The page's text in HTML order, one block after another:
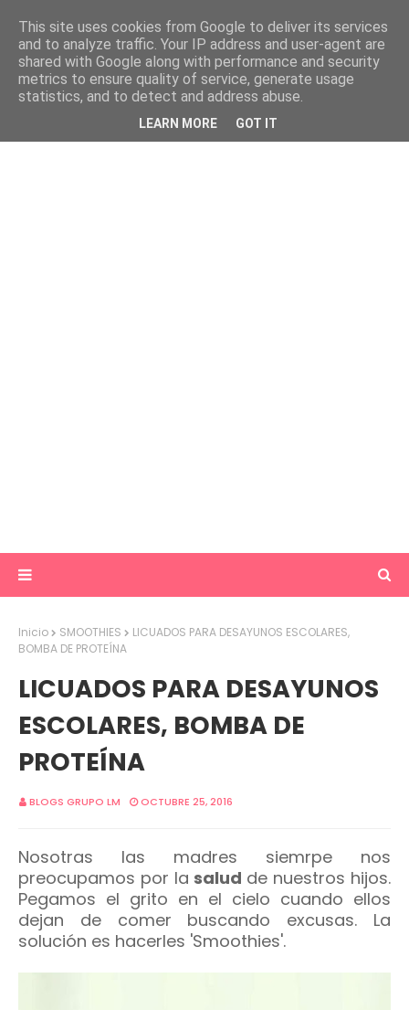
Inicio SMOOTHIES
LICUADOS PARA DESAYUNOS ESCOLARES,
BOMBA DE PROTEÍNA
LICUADOS PARA DESAYUNOS
ESCOLARES, BOMBA DE
PROTEÍNA
BLOGS GRUPO LM OCTUBRE 25, 2016
Nosotras las madres siemrpe nos
preocupamos por la salud de nuestros hijos.
Pegamos el grito en el cielo cuando ellos
dejan de comer buscando excusas. La
solución es hacerles 'Smoothies'.
This site uses cookies from Google to deliver its services
and to analyze traffic. Your IP address and user-agent are
shared with Google along with performance and security
metrics to ensure quality of service, generate usage
statistics, and to detect and address abuse.
LEARN MORE GOT IT